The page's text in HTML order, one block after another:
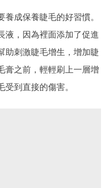
成保養睫毛的好習慣。
液，因為裡面添加了促進
助刺激睫毛增生，增加睫
膏之前，輕輕刷上一層增
到直接的傷害。